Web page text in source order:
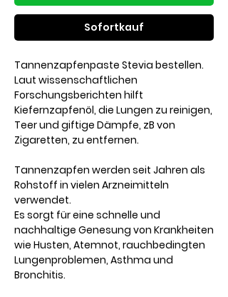
Sofortkauf
Tannenzapfenpaste Stevia bestellen.
Laut wissenschaftlichen
Forschungsberichten hilft
Kiefernzapfenöl, die Lungen zu reinigen,
Teer und giftige Dämpfe, zB von
Zigaretten, zu entfernen.
Tannenzapfen werden seit Jahren als
Rohstoff in vielen Arzneimitteln
verwendet.
Es sorgt für eine schnelle und
nachhaltige Genesung von Krankheiten
wie Husten, Atemnot, rauchbedingten
Lungenproblemen, Asthma und
Bronchitis.